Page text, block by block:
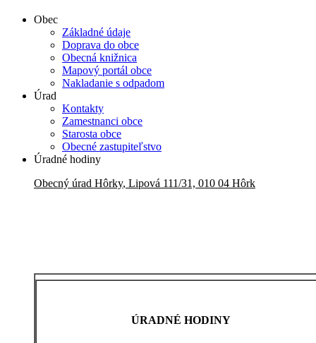
Obec
Základné údaje
Doprava do obce
Obecná knižnica
Mapový portál obce
Nakladanie s odpadom
Úrad
Kontakty
Zamestnanci obce
Starosta obce
Obecné zastupiteľstvo
Úradné hodiny
Obecný úrad Hôrky, Lipová 111/31, 010 04 Hôrk
ÚRADNÉ HODINY